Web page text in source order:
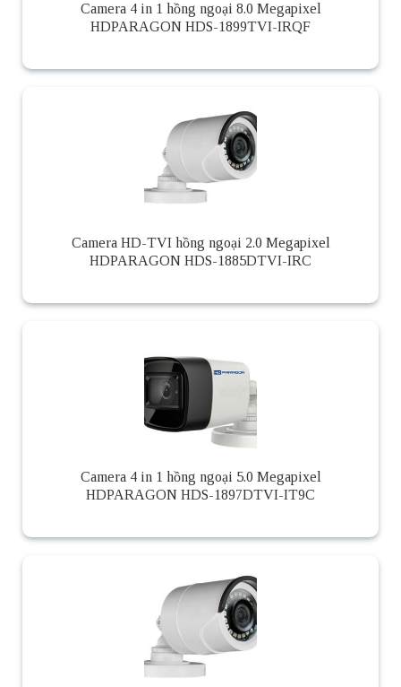
Camera 4 in 1 hồng ngoại 8.0 Megapixel
HDPARAGON HDS-1899TVI-IRQF
Camera HD-TVI hồng ngoại 2.0 Megapixel
HDPARAGON HDS-1885DTVI-IRC
Camera 4 in 1 hồng ngoại 5.0 Megapixel
HDPARAGON HDS-1897DTVI-IT9C